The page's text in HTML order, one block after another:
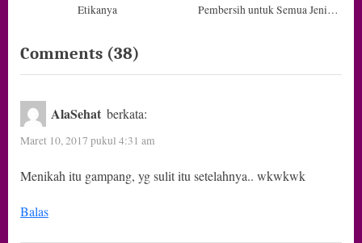
Etikanya
Pembersih untuk Semua Jenis
Comments (38)
“Belajar
dan
AlaSehat berkata:
Maret 10, 2017 pukul 4:31 am
Menikah itu gampang, yg sulit itu setelahnya.. wkwkwk
Balas